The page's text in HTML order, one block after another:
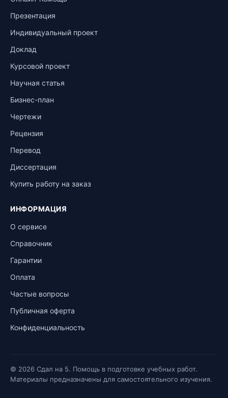
Презентация
Индивидуальный проект
Доклад
Курсовой проект
Научная статья
Бизнес-план
Чертежи
Рецензия
Перевод
Диссертация
Купить работу на заказ
ИНФОРМАЦИЯ
О сервисе
Справочник
Гарантии
Оплата
Частые вопросы
Публичная оферта
Конфиденциальность
© 2026 Сдал на 5. Помощь в подготовке учебных работ.
Материалы предназначены для самостоятельного изучения.